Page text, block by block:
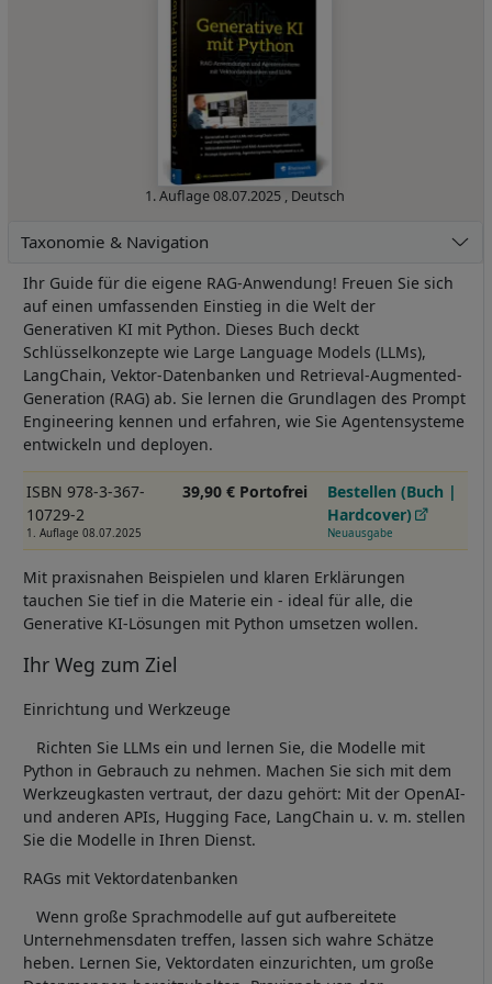
1. Auflage08.07.2025 , Deutsch
Taxonomie & Navigation
Ihr Guide für die eigene RAG-Anwendung! Freuen Sie sich
auf einen umfassenden Einstieg in die Welt der
Generativen KI mit Python. Dieses Buch deckt
Schlüsselkonzepte wie Large Language Models (LLMs),
LangChain, Vektor-Datenbanken und Retrieval-Augmented-
Generation (RAG) ab. Sie lernen die Grundlagen des Prompt
Engineering kennen und erfahren, wie Sie Agentensysteme
entwickeln und deployen.
ISBN 978-3-367-
10729-2
1. Auflage 08.07.2025
39,90 € Portofrei
Bestellen (Buch |
Hardcover)
Neuausgabe
Mit praxisnahen Beispielen und klaren Erklärungen
tauchen Sie tief in die Materie ein - ideal für alle, die
Generative KI-Lösungen mit Python umsetzen wollen.
Ihr Weg zum Ziel
Einrichtung und Werkzeuge
Richten Sie LLMs ein und lernen Sie, die Modelle mit
Python in Gebrauch zu nehmen. Machen Sie sich mit dem
Werkzeugkasten vertraut, der dazu gehört: Mit der OpenAI-
und anderen APIs, Hugging Face, LangChain u. v. m. stellen
Sie die Modelle in Ihren Dienst.
RAGs mit Vektordatenbanken
Wenn große Sprachmodelle auf gut aufbereitete
Unternehmensdaten treffen, lassen sich wahre Schätze
heben. Lernen Sie, Vektordaten einzurichten, um große